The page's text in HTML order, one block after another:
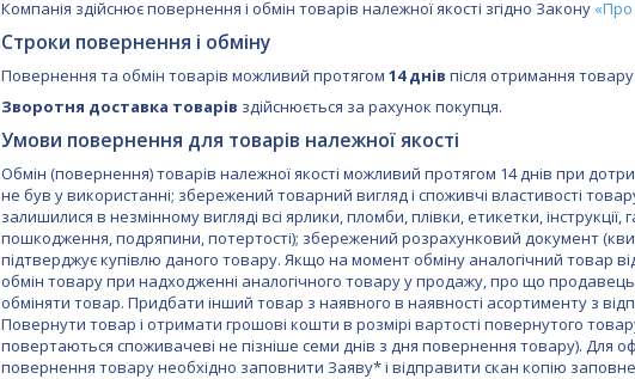
Компанія здійснює повернення і обмін товарів належної якості згідно Закону «Про
Строки повернення і обміну
Повернення та обмін товарів можливий протягом 14 днів після отримання
Зворотня доставка товарів здійснюється за рахунок покупця.
Умови повернення для товарів належної якості
Обмін (повернення) товарів належної якості можливий протягом 14 днів при
не був у використанні; збережений товарний вигляд і споживчі властивості
залишилися в незмінному вигляді всі ярлики, пломби, плівки, етикетки, інструкції,
пошкодження, подряпини, потертості); збережений розрахунковий документ
підтверджує купівлю даного товару. Якщо на момент обміну аналогічний товар
обмін товару при надходженні аналогічного товару у продажу, про що
обміняти товар. Придбати інший товар з наявного в наявності асортименту з
Повернути товар і отримати грошові кошти в розмірі вартості повернутого
повертаються споживачеві не пізніше семи днів з дня повернення товару). Для
повернення товару необхідно заповнити Заяву* і відправити скан копію